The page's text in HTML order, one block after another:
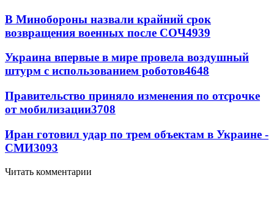
В Минобороны назвали крайний срок
возвращения военных после СОЧ4939
Украина впервые в мире провела воздушный
штурм с использованием роботов4648
Правительство приняло изменения по отсрочке
от мобилизации3708
Иран готовил удар по трем объектам в Украине -
СМИ3093
Читать комментарии